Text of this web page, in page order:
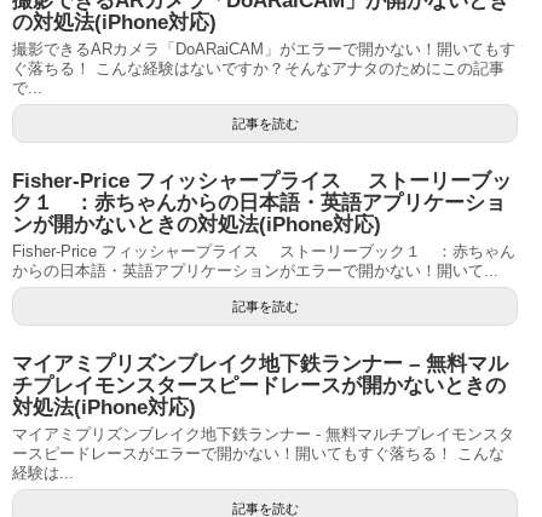
の対処法(iPhone対応)
撮影できるARカメラ「DoARaiCAM」がエラーで開かない！開いてもす
ぐ落ちる！ こんな経験はないですか？そんなアナタのためにこの記事
で...
記事を読む
Fisher-Price フィッシャープライス ストーリーブッ
ク１ ：赤ちゃんからの日本語・英語アプリケーショ
ンが開かないときの対処法(iPhone対応)
Fisher-Price フィッシャープライス ストーリーブック１ ：赤ちゃん
からの日本語・英語アプリケーションがエラーで開かない！開いて...
記事を読む
マイアミプリズンブレイク地下鉄ランナー – 無料マル
チプレイモンスタースピードレースが開かないときの
対処法(iPhone対応)
マイアミプリズンブレイク地下鉄ランナー - 無料マルチプレイモンスタ
ースピードレースがエラーで開かない！開いてもすぐ落ちる！ こんな
経験は...
記事を読む